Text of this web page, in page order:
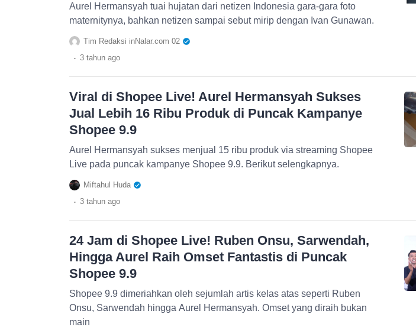
Aurel Hermansyah tuai hujatan dari netizen Indonesia gara-gara foto
maternitynya, bahkan netizen sampai sebut mirip dengan Ivan Gunawan.
Tim Redaksi inNalar.com 02
. 3 tahun ago
Viral di Shopee Live! Aurel Hermansyah Sukses
Jual Lebih 16 Ribu Produk di Puncak Kampanye
Shopee 9.9
Aurel Hermansyah sukses menjual 15 ribu produk via streaming Shopee
Live pada puncak kampanye Shopee 9.9. Berikut selengkapnya.
Miftahul Huda
. 3 tahun ago
24 Jam di Shopee Live! Ruben Onsu, Sarwendah,
Hingga Aurel Raih Omset Fantastis di Puncak
Shopee 9.9
Shopee 9.9 dimeriahkan oleh sejumlah artis kelas atas seperti Ruben
Onsu, Sarwendah hingga Aurel Hermansyah. Omset yang diraih bukan
main